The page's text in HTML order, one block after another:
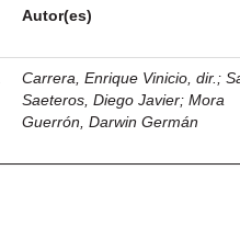
Autor(es)
Carrera, Enrique Vinicio, dir. ;
Saeteros, Diego Javier;Mora
Guerrón, Darwin Germán